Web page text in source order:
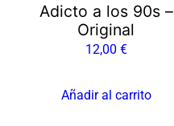
Adicto a los 90s –
Original
12,00 €
Añadir al carrito